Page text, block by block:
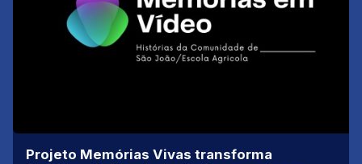
Projeto Memórias Vivas transforma